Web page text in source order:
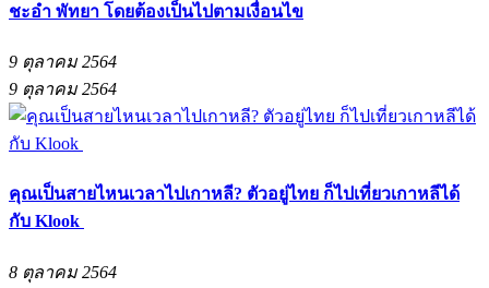
ชะอำ พัทยา โดยต้องเป็นไปตามเงื่อนไข
9 ตุลาคม 2564
9 ตุลาคม 2564
คุณเป็นสายไหนเวลาไปเกาหลี? ตัวอยู่ไทย ก็ไปเที่ยวเกาหลีได้
กับ Klook
8 ตุลาคม 2564